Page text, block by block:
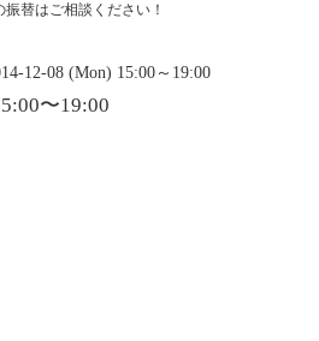
振替はご相談ください！
12-08 (Mon) 15:00～19:00
〜19:00